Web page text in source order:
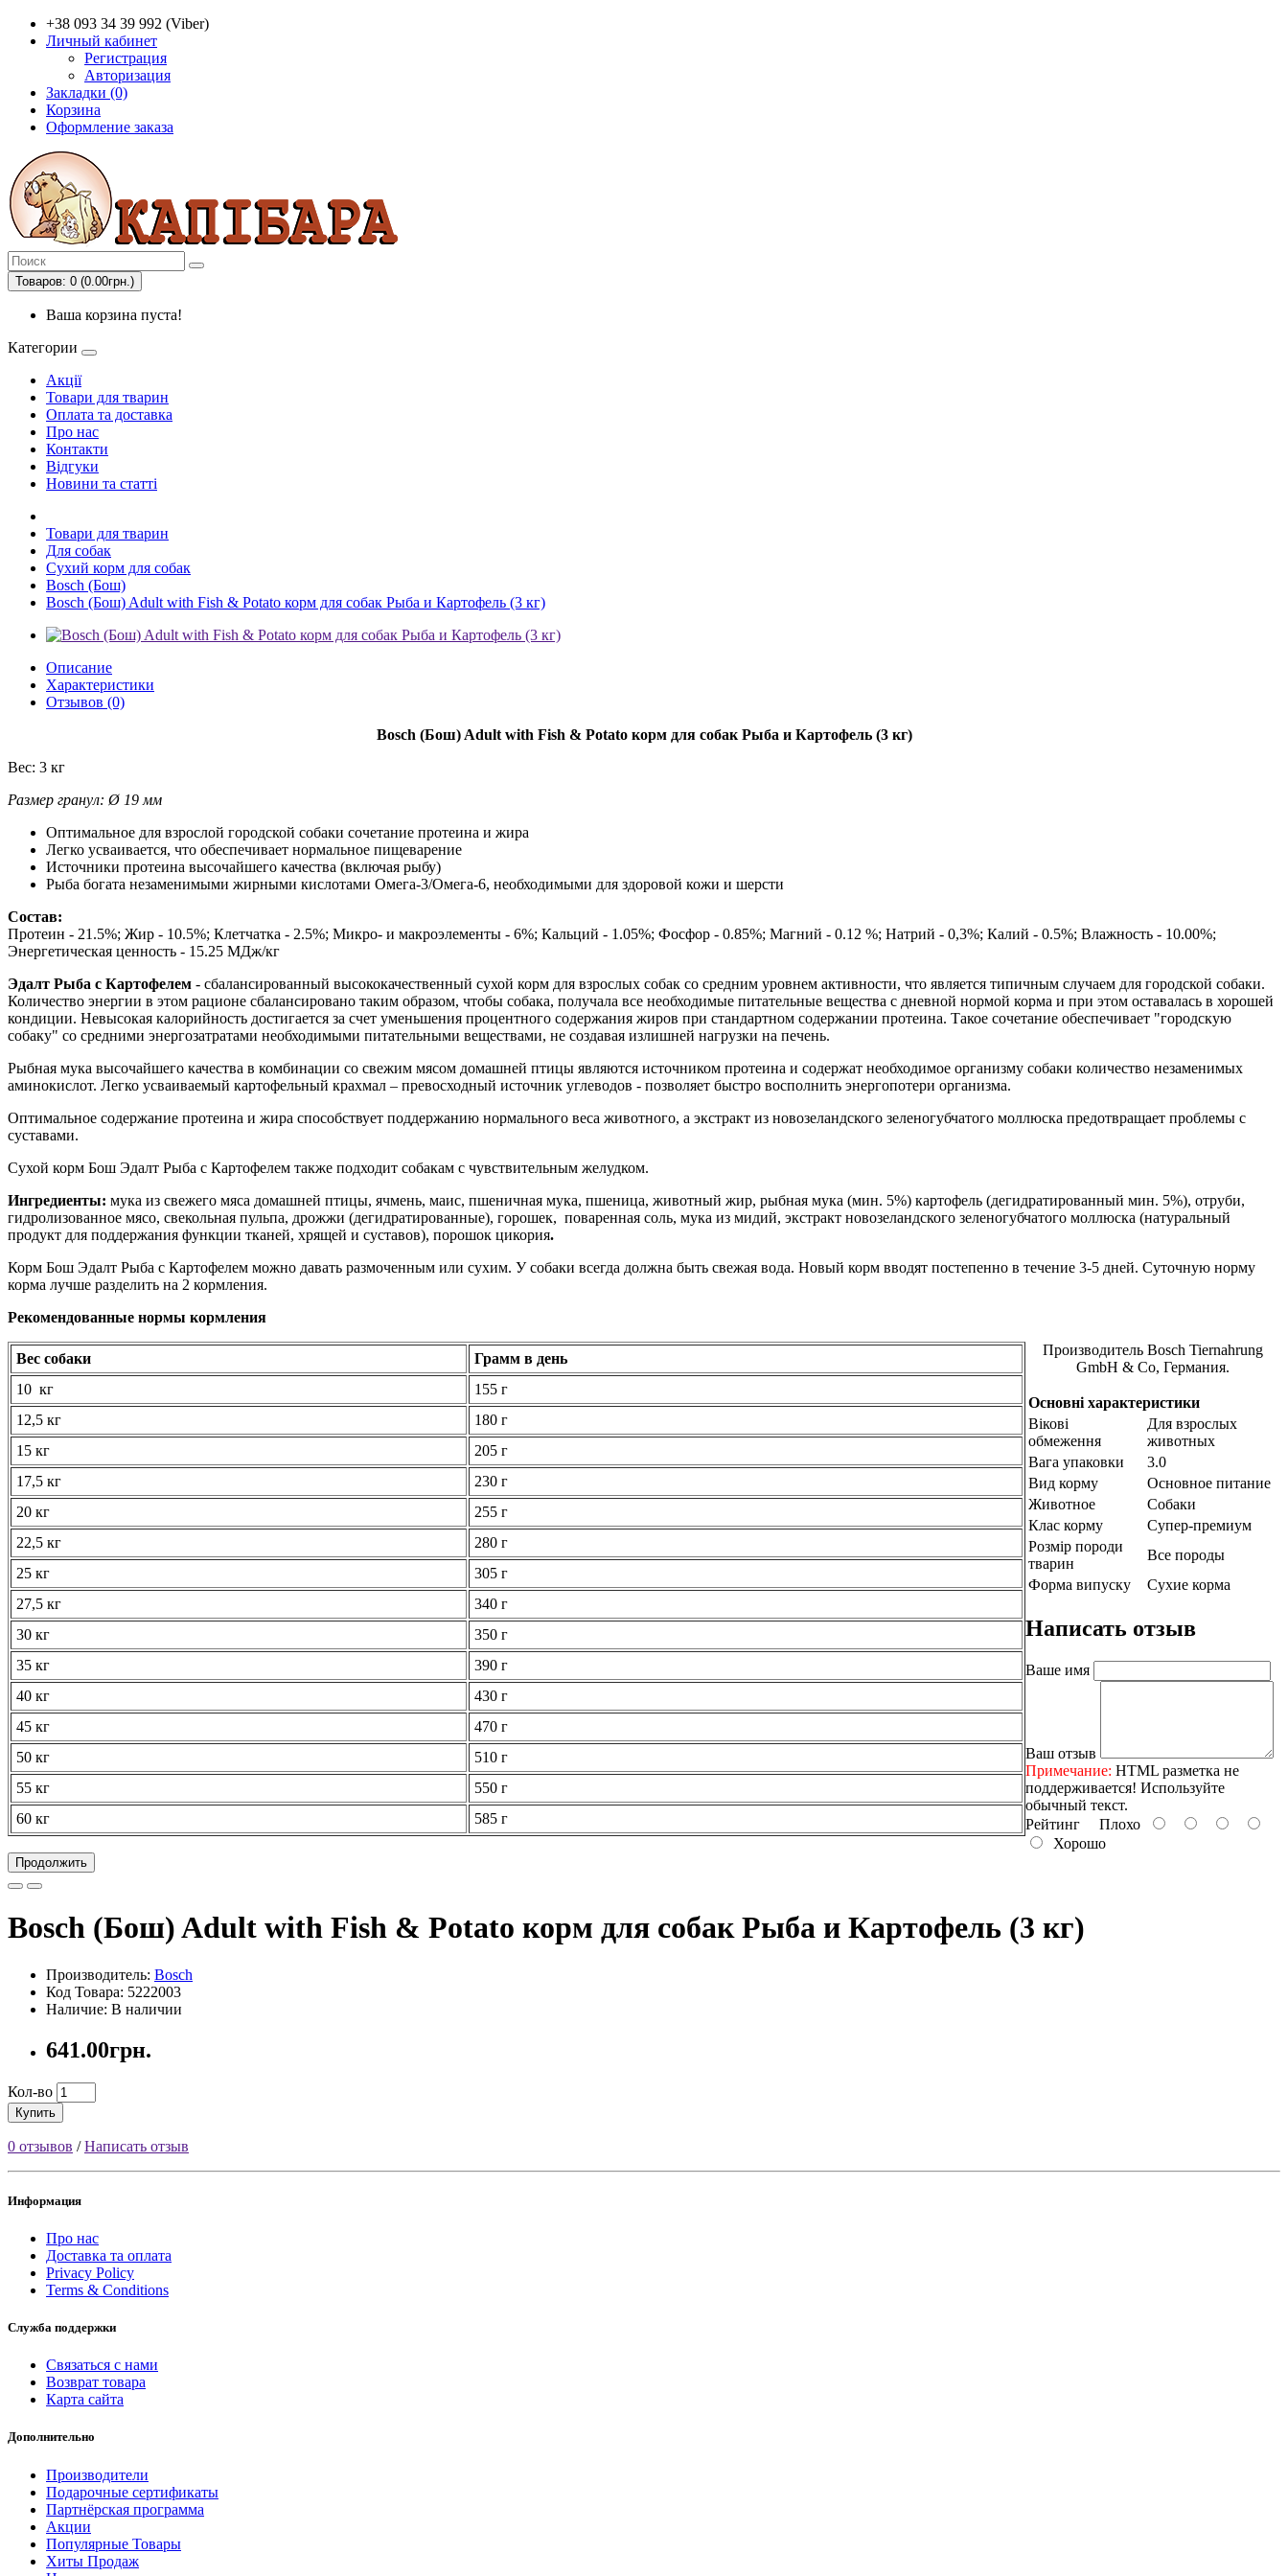
+38 093 34 39 992 (Viber)
Личный кабинет
Регистрация
Авторизация
Закладки (0)
Корзина
Оформление заказа
Товаров: 0 (0.00грн.)
Ваша корзина пуста!
Категории
Акції
Товари для тварин
Оплата та доставка
Про нас
Контакти
Відгуки
Новини та статті
Товари для тварин
Для собак
Сухий корм для собак
Bosch (Бош)
Bosch (Бош) Adult with Fish & Potato корм для собак Рыба и Картофель (3 кг)
Описание
Характеристики
Отзывов (0)
Bosch (Бош) Adult with Fish & Potato корм для собак Рыба и Картофель (3 кг)
Вес: 3 кг
Размер гранул: Ø 19 мм
Оптимальное для взрослой городской собаки сочетание протеина и жира
Легко усваивается, что обеспечивает нормальное пищеварение
Источники протеина высочайшего качества (включая рыбу)
Рыба богата незаменимыми жирными кислотами Омега-3/Омега-6, необходимыми для здоровой кожи и шерсти
Состав:
Протеин - 21.5%; Жир - 10.5%; Клетчатка - 2.5%; Микро- и макроэлементы - 6%; Кальций - 1.05%; Фосфор - 0.85%; Магний - 0.12 %; Натрий - 0,3%; Калий - 0.5%; Влажность - 10.00%;
Энергетическая ценность - 15.25 МДж/кг
Эдалт Рыба с Картофелем - сбалансированный высококачественный сухой корм для взрослых собак со средним уровнем активности, что является типичным случаем для городской собаки.
Количество энергии в этом рационе сбалансировано таким образом, чтобы собака, получала все необходимые питательные вещества с дневной нормой корма и при этом оставалась в хорошей
кондиции. Невысокая калорийность достигается за счет уменьшения процентного содержания жиров при стандартном содержании протеина. Такое сочетание обеспечивает "городскую
собаку" со средними энергозатратами необходимыми питательными веществами, не создавая излишней нагрузки на печень.
Рыбная мука высочайшего качества в комбинации со свежим мясом домашней птицы являются источником протеина и содержат необходимое организму собаки количество незаменимых
аминокислот. Легко усваиваемый картофельный крахмал – превосходный источник углеводов - позволяет быстро восполнить энергопотери организма.
Оптимальное содержание протеина и жира способствует поддержанию нормального веса животного, а экстракт из новозеландского зеленогубчатого моллюска предотвращает проблемы с
суставами.
Сухой корм Бош Эдалт Рыба с Картофелем также подходит собакам с чувствительным желудком.
Ингредиенты: мука из свежего мяса домашней птицы, ячмень, маис, пшеничная мука, пшеница, животный жир, рыбная мука (мин. 5%) картофель (дегидратированный мин. 5%), отруби,
гидролизованное мясо, свекольная пульпа, дрожжи (дегидратированные), горошек, поваренная соль, мука из мидий, экстракт новозеландского зеленогубчатого моллюска (натуральный
продукт для поддержания функции тканей, хрящей и суставов), порошок цикория.
Корм Бош Эдалт Рыба с Картофелем можно давать размоченным или сухим. У собаки всегда должна быть свежая вода. Новый корм вводят постепенно в течение 3-5 дней. Суточную норму
корма лучше разделить на 2 кормления.
Рекомендованные нормы кормления
Вес собаки
Грамм в день
10 кг
155 г
12,5 кг
180 г
15 кг
205 г
17,5 кг
230 г
20 кг
255 г
22,5 кг
280 г
25 кг
305 г
27,5 кг
340 г
30 кг
350 г
35 кг
390 г
40 кг
430 г
45 кг
470 г
50 кг
510 г
55 кг
550 г
60 кг
585 г
Производитель Bosch Tiernahrung
GmbH & Co, Германия.
Основні характеристики
Вікові
обмеження
Для взрослых
животных
Вага упаковки
3.0
Вид корму
Основное питание
Животное
Собаки
Клас корму
Супер-премиум
Розмір породи
тварин
Все породы
Форма випуску
Сухие корма
Написать отзыв
Ваше имя
Ваш отзыв
Примечание: HTML разметка не
поддерживается! Используйте
обычный текст.
Рейтинг Плохо
Хорошо
Продолжить
Bosch (Бош) Adult with Fish & Potato корм для собак Рыба и Картофель (3 кг)
Производитель: Bosch
Код Товара: 5222003
Наличие: В наличии
641.00грн.
Кол-во
Купить
0 отзывов /Написать отзыв
Информация
Про нас
Доставка та оплата
Privacy Policy
Terms & Conditions
Служба поддержки
Связаться с нами
Возврат товара
Карта сайта
Дополнительно
Производители
Подарочные сертификаты
Партнёрская программа
Акции
Популярные Товары
Хиты Продаж